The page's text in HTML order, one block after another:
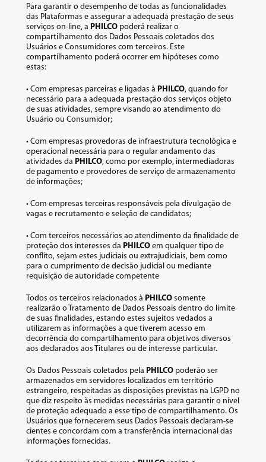
Para garantir o desempenho de todas as funcionalidades
das Plataformas e assegurar a adequada prestação de seus
serviços on-line, a PHILCO poderá realizar o
compartilhamento dos Dados Pessoais coletados dos
Usuários e Consumidores com terceiros. Este
compartilhamento poderá ocorrer em hipóteses como
estas:
• Com empresas parceiras e ligadas à PHILCO, quando for
necessário para a adequada prestação dos serviços objeto
de suas atividades, sempre visando ao atendimento do
Usuário ou Consumidor;
• Com empresas provedoras de infraestrutura tecnológica e
operacional necessária para o regular andamento das
atividades da PHILCO, como por exemplo, intermediadoras
de pagamento e provedores de serviço de armazenamento
de informações;
• Com empresas terceiras responsáveis pela divulgação de
vagas e recrutamento e seleção de candidatos;
• Com terceiros necessários ao atendimento da finalidade de
proteção dos interesses da PHILCO em qualquer tipo de
conflito, sejam estes judiciais ou extrajudiciais, bem como
para o cumprimento de decisão judicial ou mediante
requisição de autoridade competente
Todos os terceiros relacionados à PHILCO somente
realizarão o Tratamento de Dados Pessoais dentro do limite
de suas finalidades, estando estes sujeitos vedados a
utilizarem as informações a que tiverem acesso em
decorrência do compartilhamento para objetivos diversos
aos declarados aos Titulares ou de interesse particular.
Os Dados Pessoais coletados pela PHILCO poderão ser
armazenados em servidores localizados em território
estrangeiro, respeitadas as disposições previstas na LGPD no
que diz respeito às medidas necessárias para garantir o nível
de proteção adequado a esse tipo de compartilhamento. Os
Usuários que fornecerem seus Dados Pessoais declaram-se
cientes e concordam com a transferência internacional das
informações fornecidas.